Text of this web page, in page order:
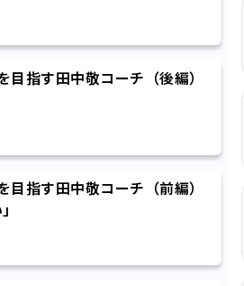
目指す田中敬コーチ（後編）
目指す田中敬コーチ（前編）